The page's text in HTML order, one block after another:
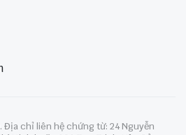
chỉ liên hệ chứng từ: 24 Nguyễn